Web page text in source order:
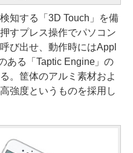
知する「3D Touch」を備
すプレス操作でパソコン
び出せ、動作時にはAppl
ある「Taptic Engine」の
。筐体のアルミ素材およ
強度というものを採用し